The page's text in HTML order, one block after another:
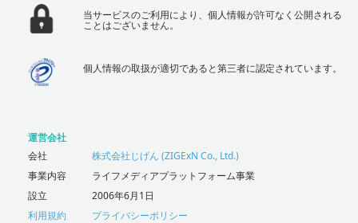
当サービスのご利用により、個人情報が許可なく公開される
ことはございません。
個人情報の取扱が適切であると第三者に認定されています。
運営会社
会社
株式会社じげん (ZIGExN Co., Ltd.)
事業内容
ライフメディアプラットフォーム事業
設立
2006年6月1日
利用規約
プライバシーポリシー